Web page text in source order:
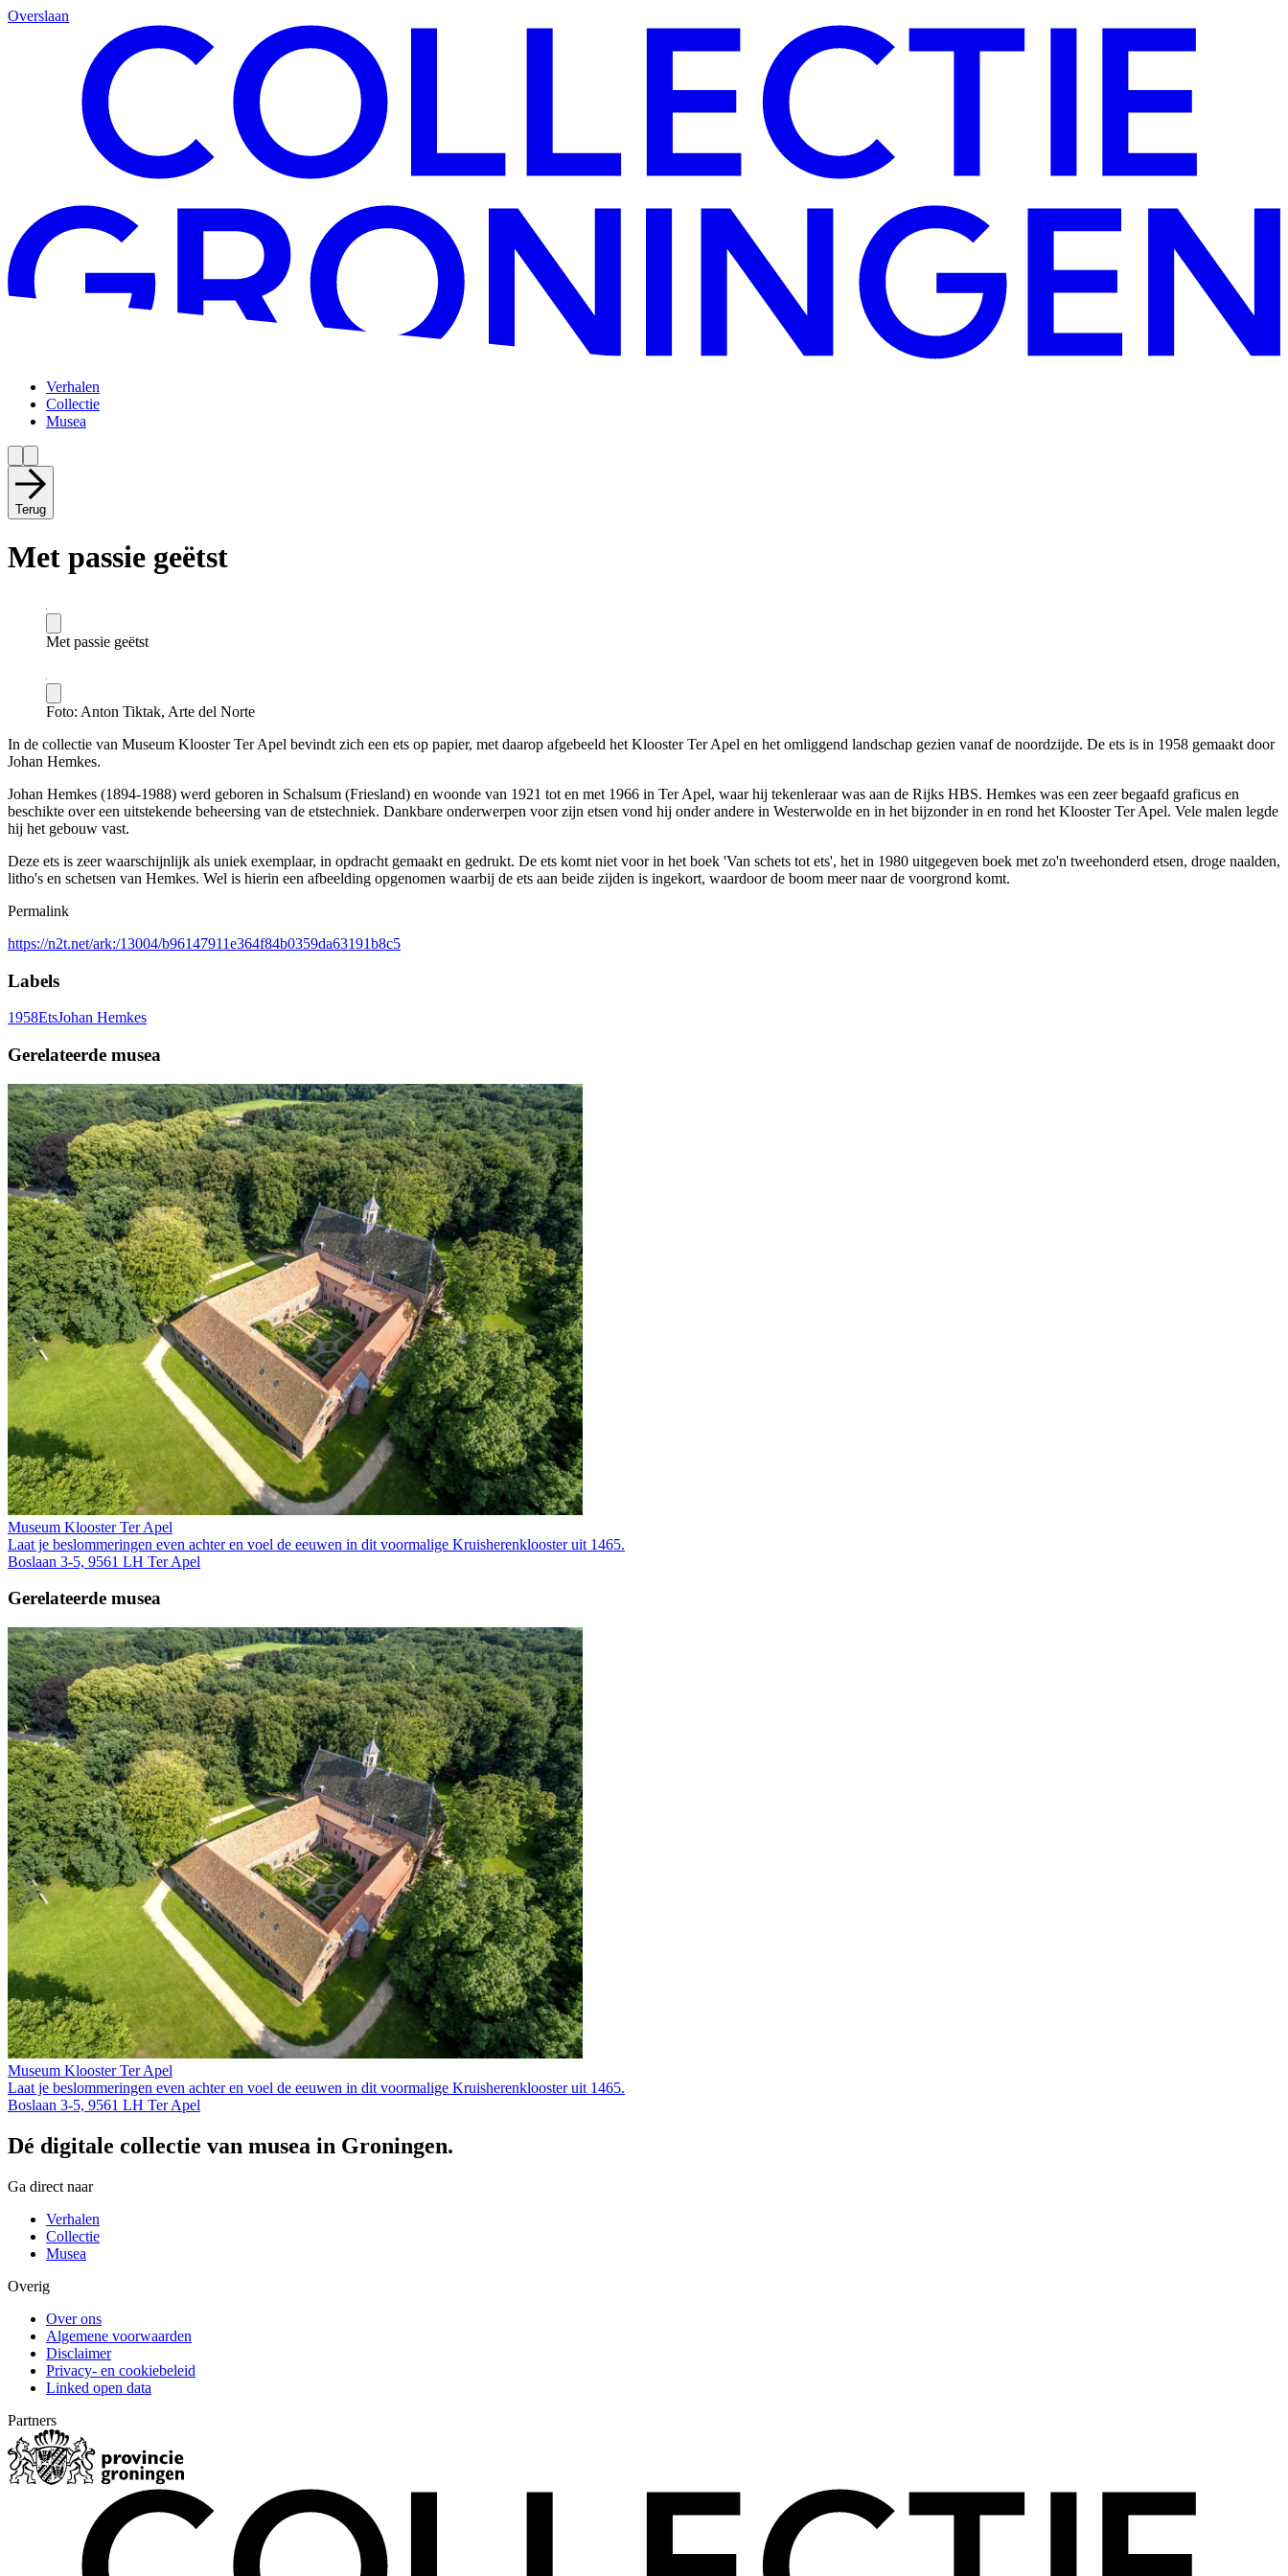
Overslaan
Verhalen
Collectie
Musea
Terug
Met passie geëtst
Met passie geëtst
Foto: Anton Tiktak, Arte del Norte
In de collectie van Museum Klooster Ter Apel bevindt zich een ets op papier, met daarop afgebeeld het Klooster Ter Apel en het omliggend landschap gezien vanaf de noordzijde. De ets is in 1958 gemaakt door
Johan Hemkes.
Johan Hemkes (1894-1988) werd geboren in Schalsum (Friesland) en woonde van 1921 tot en met 1966 in Ter Apel, waar hij tekenleraar was aan de Rijks HBS. Hemkes was een zeer begaafd graficus en
beschikte over een uitstekende beheersing van de etstechniek. Dankbare onderwerpen voor zijn etsen vond hij onder andere in Westerwolde en in het bijzonder in en rond het Klooster Ter Apel. Vele malen legde
hij het gebouw vast.
Deze ets is zeer waarschijnlijk als uniek exemplaar, in opdracht gemaakt en gedrukt. De ets komt niet voor in het boek 'Van schets tot ets', het in 1980 uitgegeven boek met zo'n tweehonderd etsen, droge naalden,
litho's en schetsen van Hemkes. Wel is hierin een afbeelding opgenomen waarbij de ets aan beide zijden is ingekort, waardoor de boom meer naar de voorgrond komt.
Permalink
https://n2t.net/ark:/13004/b96147911e364f84b0359da63191b8c5
Labels
1958EtsJohan Hemkes
Gerelateerde musea
Museum Klooster Ter Apel
Laat je beslommeringen even achter en voel de eeuwen in dit voormalige Kruis­heren­klooster uit 1465.
Boslaan 3-5, 9561 LH Ter Apel
Gerelateerde musea
Museum Klooster Ter Apel
Laat je beslommeringen even achter en voel de eeuwen in dit voormalige Kruis­heren­klooster uit 1465.
Boslaan 3-5, 9561 LH Ter Apel
Dé digitale collectie van musea in Groningen.
Ga direct naar
Verhalen
Collectie
Musea
Overig
Over ons
Algemene voorwaarden
Disclaimer
Privacy- en cookiebeleid
Linked open data
Partners